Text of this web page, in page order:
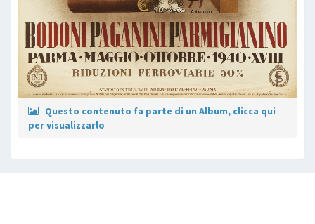
Questo contenuto fa parte di un Album, clicca qui
per visualizzarlo